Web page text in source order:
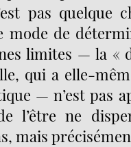
pas quelque
mode de
limites — la «
qui a elle-
— n’est pas
l’être ne
mais